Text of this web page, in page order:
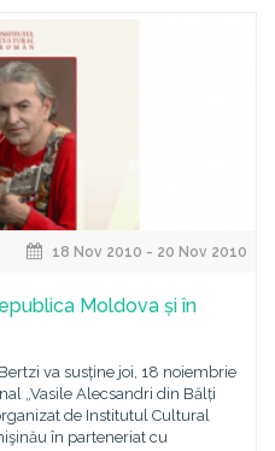
18 Nov 2010 - 20 Nov 2010
Moldova și în
va susține joi, 18 noiembrie
„Vasile Alecsandri din Bălți
de Institutul Cultural
în parteneriat cu